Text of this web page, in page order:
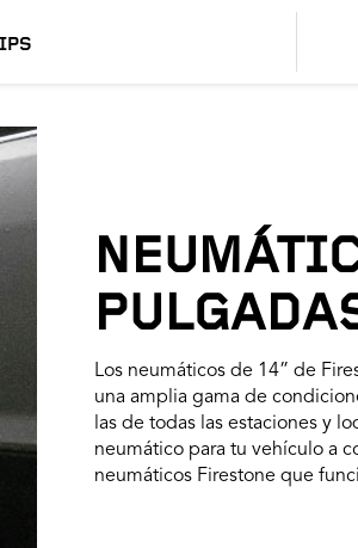
Los neumáticos de 14” de
una amplia gama de
las de todas las estaciones y
neumático para tu vehículo a
neumáticos Firestone que